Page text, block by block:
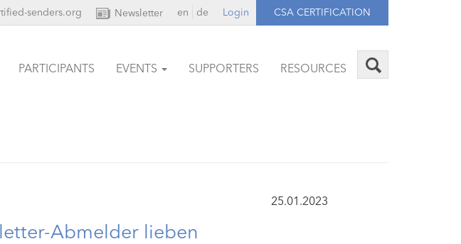
senders.org Newsletter en de Login CSA CERTIFICATION
PARTICIPANTS EVENTS SUPPORTERS RESOURCES
Abmelder lieben
25.01.2023